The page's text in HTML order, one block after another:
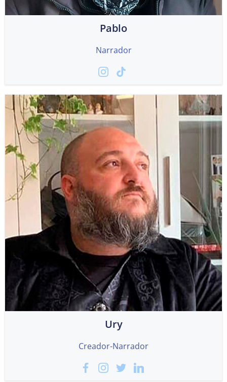
Pablo
Narrador
Ury
Creador-Narrador